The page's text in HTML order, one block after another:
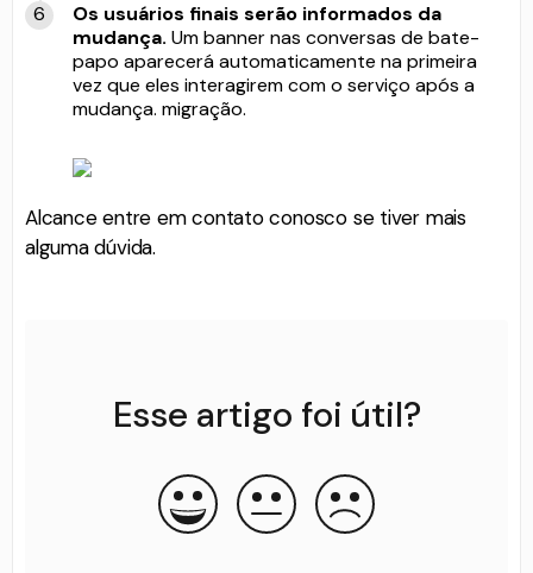
Os usuários finais serão informados da
mudança. Um banner nas conversas de bate-
papo aparecerá automaticamente na primeira
vez que eles interagirem com o serviço após a
mudança. migração.
Alcance entre em contato conosco se tiver mais
alguma dúvida.
Esse artigo foi útil?